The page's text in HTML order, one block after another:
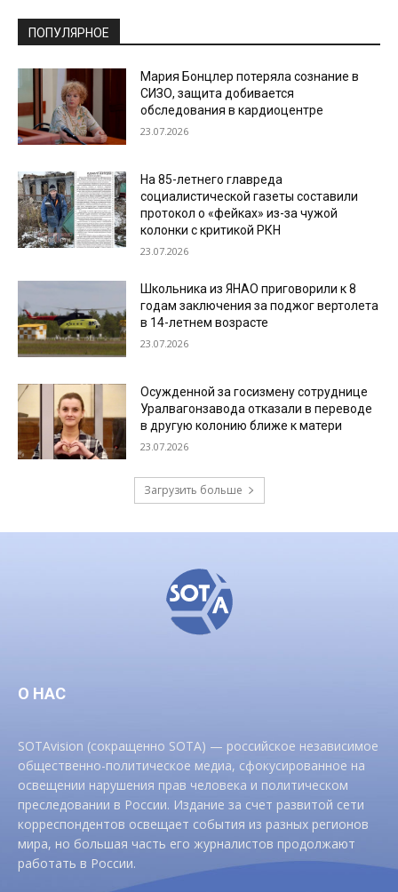
ПОПУЛЯРНОЕ
Мария Бонцлер потеряла сознание в
СИЗО, защита добивается
обследования в кардиоцентре
23.07.2026
На 85-летнего главреда
социалистической газеты составили
протокол о «фейках» из-за чужой
колонки с критикой РКН
23.07.2026
Школьника из ЯНАО приговорили к 8
годам заключения за поджог вертолета
в 14-летнем возрасте
23.07.2026
Осужденной за госизмену сотруднице
Уралвагонзавода отказали в переводе
в другую колонию ближе к матери
23.07.2026
Загрузить больше
О НАС
SOTAvision (сокращенно SOTA) — российское независимое
общественно-политическое медиа, сфокусированное на
освещении нарушения прав человека и политическом
преследовании в России. Издание за счет развитой сети
корреспондентов освещает события из разных регионов
мира, но большая часть его журналистов продолжают
работать в России.